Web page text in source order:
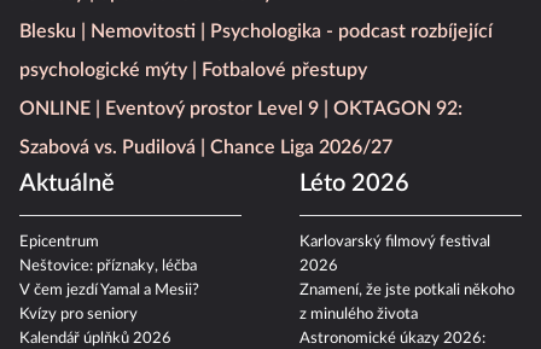
Blesku
Nemovitosti
Psychologika - podcast rozbíjející
psychologické mýty
Fotbalové přestupy
ONLINE
Eventový prostor Level 9
OKTAGON 92:
Szabová vs. Pudilová
Chance Liga 2026/27
Aktuálně
Epicentrum
Neštovice: příznaky, léčba
V čem jezdí Yamal a Mesii?
Kvízy pro seniory
Kalendář úplňků 2026
Léto 2026
Karlovarský filmový festival
2026
Znamení, že jste potkali někoho
z minulého života
Astronomické úkazy 2026: